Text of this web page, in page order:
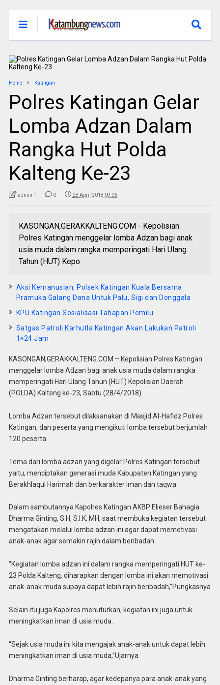
Home Katingan
Polres Katingan Gelar
Lomba Adzan Dalam
Rangka Hut Polda
Kalteng Ke-23
admin 1 0 28 April 2018 09:06
KASONGAN,GERAKKALTENG.COM - Kepolisian
Polres Katingan menggelar lomba Adzan bagi anak
usia muda dalam rangka memperingati Hari Ulang
Tahun (HUT) Kepo
Aksi Kemanusian, Polsek Katingan Kuala Bersama
Pramuka Galang Dana Untuk Palu, Sigi dan Donggala
KPU Katingan Sosialisasi Tahapan Pemilu
Satgas Patroli Karhutla Katingan Akan Lakukan Patroli
1×24 Jam
KASONGAN,GERAKKALTENG.COM – Kepolisian Polres Katingan
menggelar lomba Adzan bagi anak usia muda dalam rangka
memperingati Hari Ulang Tahun (HUT) Kepolisian Daerah
(POLDA) Kalteng ke-23, Sabtu (28/4/2018).
Lomba Adzan tersebut dilaksanakan di Masjid Al-Hafidz Polres
Katingan, dan peserta yang mengikuti lomba tersebut berjumlah
120 peserta.
Tema dari lomba adzan yang digelar Polres Katingan tersebut
yaitu, menciptakan generasi muda Kabupaten Katingan yang
Berakhlaqul Harimah dan berkarakter iman dan taqwa.
Dalam sambutannya Kapolres Katingan AKBP Elieser Bahagia
Dharma Ginting, S.H, S.I.K, MH, saat membuka kegiatan tersebut
mengatakan melalui lomba adzan ini agar dapat memotivasi
anak-anak agar semakin rajin dalam beribadah.
“Kegiatan lomba adzan ini dalam rangka memperingati HUT ke-
23 Polda Kalteng, diharapkan dengan lomba ini akan memotivasi
anak-anak muda supaya dapat lebih rajin beribadah,”Pungkasnya
Selain itu juga Kapolres menuturkan, kegiatan ini juga untuk
meningkatkan iman di usia muda.
“Sejak usia muda ini kita mengajak anak-anak untuk dapat lebih
meningkatkan iman di usia muda,”Ujarnya
Dharma Ginting berharap, agar kedepanya para anak-anak yang